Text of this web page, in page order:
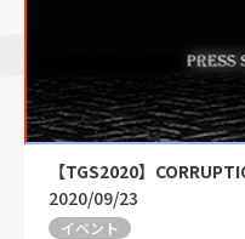
【TGS2020】
2020/09/23
イベント